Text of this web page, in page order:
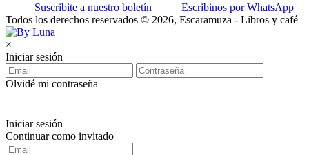
Suscribite a nuestro boletín
Escribinos por WhatsApp
Todos los derechos reservados © 2026, Escaramuza - Libros y café
×
Iniciar sesión
Olvidé mi contraseña
Iniciar sesión
Continuar como invitado